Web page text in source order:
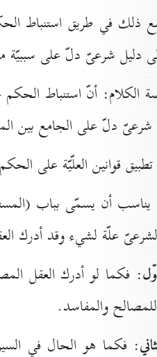
ذلك في طريق استنباط
دليل شرعىّ دلّ على سببيّة
الكلام: أنّ استنباط الحكم
شرعىّ دلّ على الجامع بين
قوانين العلّيّة على
أن يسمّى بباب
علّة لشيء وقد أدرك
: فكما لو أدرك العقل
والمفاسد.
: فكما هو الحال في